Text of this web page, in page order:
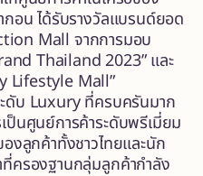
อน ได้รับรางวัลแบรนด์ยอด
Mall จากการมอบ
Thailand 2023” และ
Lifestyle Mall”
ดับ Luxury ที่ครบครันมาก
ป็นศูนย์การค้าระดับพรีเมี่ยม
งลูกค้าทั้งชาวไทยและนัก
ครองฐานกลุ่มลูกค้ากำลัง